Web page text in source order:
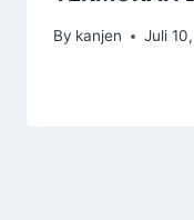
By kanjen Juli